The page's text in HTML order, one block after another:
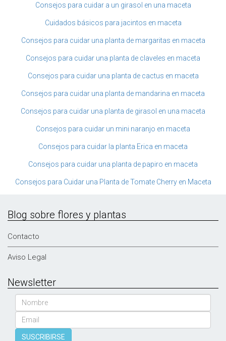
Consejos para cuidar a un girasol en una maceta
Cuidados básicos para jacintos en maceta
Consejos para cuidar una planta de margaritas en maceta
Consejos para cuidar una planta de claveles en maceta
Consejos para cuidar una planta de cactus en maceta
Consejos para cuidar una planta de mandarina en maceta
Consejos para cuidar una planta de girasol en una maceta
Consejos para cuidar un mini naranjo en maceta
Consejos para cuidar la planta Erica en maceta
Consejos para cuidar una planta de papiro en maceta
Consejos para Cuidar una Planta de Tomate Cherry en Maceta
Blog sobre flores y plantas
Contacto
Aviso Legal
Newsletter
Nombre
Email
SUSCRIBIRSE